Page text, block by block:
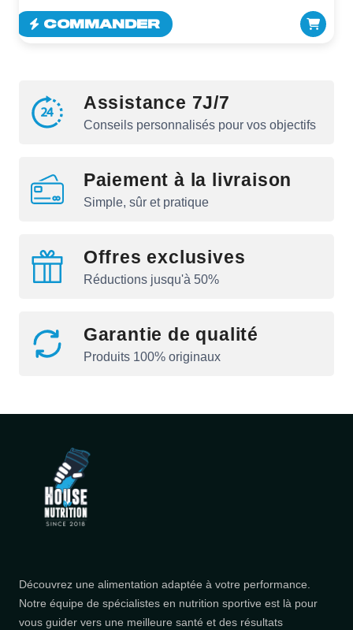
COMMANDER
Assistance 7J/7
Conseils personnalisés pour vos objectifs
Paiement à la livraison
Simple, sûr et pratique
Offres exclusives
Réductions jusqu'à 50%
Garantie de qualité
Produits 100% originaux
Découvrez une alimentation adaptée à votre performance.
Notre équipe de spécialistes en nutrition sportive est là pour
vous guider vers une meilleure santé et des résultats